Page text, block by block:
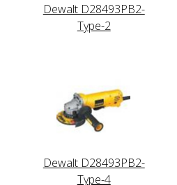
Dewalt D28493PB2-
Type-2
Dewalt D28493PB2-
Type-4